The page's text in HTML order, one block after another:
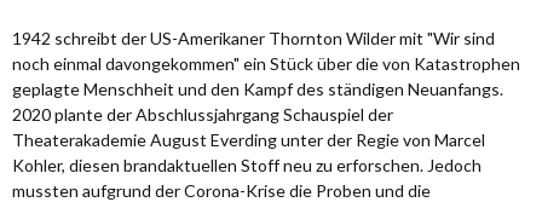
1942 schreibt der US-Amerikaner Thornton Wilder mit "Wir sind
noch einmal davongekommen" ein Stück über die von Katastrophen
geplagte Menschheit und den Kampf des ständigen Neuanfangs.
2020 plante der Abschlussjahrgang Schauspiel der
Theaterakademie August Everding unter der Regie von Marcel
Kohler, diesen brandaktuellen Stoff neu zu erforschen. Jedoch
mussten aufgrund der Corona-Krise die Proben und die